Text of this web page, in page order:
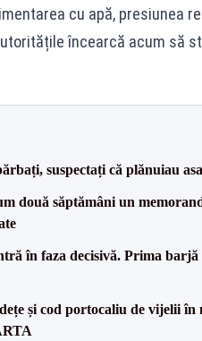
cu apă, presiunea
încearcă acum să
suspectați că plănuiau
două săptămâni un
în faza decisivă. Prima
și cod portocaliu de vijelii